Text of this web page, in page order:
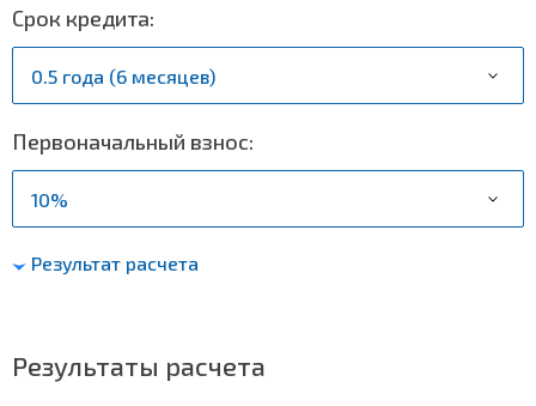
Срок кредита:
Первоначальный взнос:
Результат расчета
Результаты расчета